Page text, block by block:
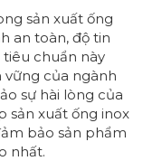
sản xuất ống
an toàn, độ tin
tiêu chuẩn này
của ngành
sự hài lòng của
sản xuất ống inox
bảo sản phẩm
nhất.